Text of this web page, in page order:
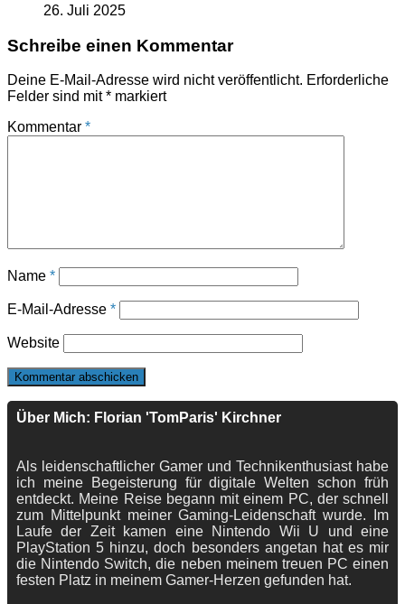
26. Juli 2025
Schreibe einen Kommentar
Deine E-Mail-Adresse wird nicht veröffentlicht. Erforderliche
Felder sind mit* markiert
Kommentar *
Name *
E-Mail-Adresse *
Website
Über Mich: Florian 'TomParis' Kirchner
Als leidenschaftlicher Gamer und Technikenthusiast habe
ich meine Begeisterung für digitale Welten schon früh
entdeckt. Meine Reise begann mit einem PC, der schnell
zum Mittelpunkt meiner Gaming-Leidenschaft wurde. Im
Laufe der Zeit kamen eine Nintendo Wii U und eine
PlayStation 5 hinzu, doch besonders angetan hat es mir
die Nintendo Switch, die neben meinem treuen PC einen
festen Platz in meinem Gamer-Herzen gefunden hat.